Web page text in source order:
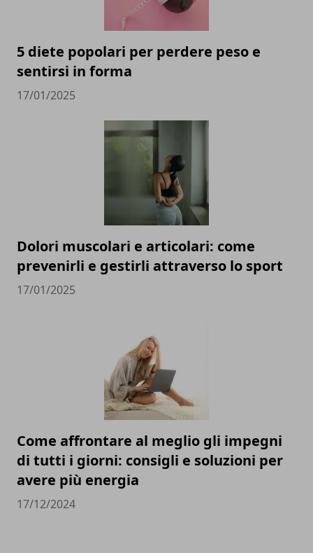
5 diete popolari per perdere peso e
sentirsi in forma
17/01/2025
Dolori muscolari e articolari: come
prevenirli e gestirli attraverso lo sport
17/01/2025
Come affrontare al meglio gli impegni
di tutti i giorni: consigli e soluzioni per
avere più energia
17/12/2024